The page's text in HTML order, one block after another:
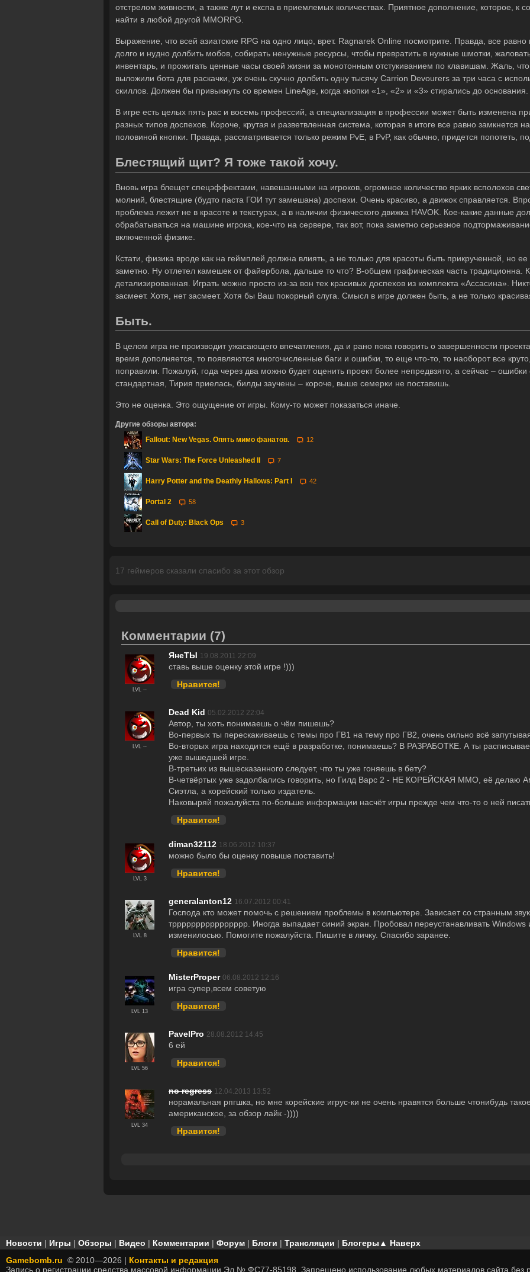
отстрелом живности, а также лут и експа в приемлемых количествах. Приятное дополнение, которое, к
найти в любой другой MMORPG.
Выражение, что всей азиатские RPG на одно лицо, врет. Ragnarek Online посмотрите. Правда, все равно
долго и нудно долбить мобов, собирать ненужные ресурсы, чтобы превратить в нужные шмотки,
инвентарь, и прожигать ценные часы своей жизни за монотонным отстукиванием по клавишам. Жаль, что
выложили бота для раскачки, уж очень скучно долбить одну тысячу Carrion Devourers за три часа с
скиллов. Должен бы привыкнуть со времен LineAge, когда кнопки «1», «2» и «3» стирались до основания.
В игре есть целых пять рас и восемь профессий, а специализация в профессии может быть изменена
разных типов доспехов. Короче, крутая и разветвленная система, которая в итоге все равно замкнется
половиной кнопки. Правда, рассматривается только режим PvE, в PvP, как обычно, придется попотеть,
Блестящий щит? Я тоже такой хочу.
Вновь игра блещет спецэффектами, навешанными на игроков, огромное количество ярких всполохов
молний, блестящие (будто паста ГОИ тут замешана) доспехи. Очень красиво, а движок справляется.
проблема лежит не в красоте и текстурах, а в наличии физического движка HAVOK. Кое-какие данные
обрабатываться на машине игрока, кое-что на сервере, так вот, пока заметно серьезное
включенной физике.
Кстати, физика вроде как на геймплей должна влиять, а не только для красоты быть прикрученной, но ее
заметно. Ну отлетел камешек от файербола, дальше то что? В-общем графическая часть традиционна.
детализированная. Играть можно просто из-за вон тех красивых доспехов из комплекта «Ассасина».
засмеет. Хотя, нет засмеет. Хотя бы Ваш покорный слуга. Смысл в игре должен быть, а не только
Быть.
В целом игра не производит ужасающего впечатления, да и рано пока говорить о завершенности
время дополняется, то появляются многочисленные баги и ошибки, то еще что-то, то наоборот все
поправили. Пожалуй, года через два можно будет оценить проект более непредвзято, а сейчас – ошибки
стандартная, Тирия приелась, билды заучены – короче, выше семерки не поставишь.
Это не оценка. Это ощущение от игры. Кому-то может показаться иначе.
Другие обзоры автора:
Fallout: New Vegas. Опять мимо фанатов.
12
Star Wars: The Force Unleashed II 7
Harry Potter and the Deathly Hallows: Part I 42
Portal 2 58
Call of Duty: Black Ops 3
17 геймеров сказали спасибо за этот обзор
Комментарии (7)
LVL --
ЯнеТЫ 19.08.2011 22:09
ставь выше оценку этой игре !)))
Нравится!
LVL --
Dead Kid 05.02.2012 22:04
Автор, ты хоть понимаешь о чём пишешь?
Во-первых ты перескакиваешь с темы про ГВ1 на тему про ГВ2, очень сильно всё
Во-вторых игра находится ещё в разработке, понимаешь? В РАЗРАБОТКЕ. А ты
уже вышедшей игре.
В-третьих из вышесказанного следует, что ты уже гоняешь в бету?
В-четвёртых уже задолбались говорить, но Гилд Варс 2 - НЕ КОРЕЙСКАЯ ММО, её делаю
Сиэтла, а корейский только издатель.
Наковыряй пожалуйста по-больше информации насчёт игры прежде чем что-то о ней
Нравится!
LVL 3
diman32112 18.06.2012 10:37
можно было бы оценку повыше поставить!
Нравится!
LVL 8
generalanton12 16.07.2012 00:41
Господа кто может помочь с решением проблемы в компьютере. Зависает со странным
трррррррррррррррр. Иногда выпадает синий экран. Пробовал переустанавливать Windows
изменилосью. Помогите пожалуйста. Пишите в личку. Спасибо заранее.
Нравится!
LVL 13
MisterProper 06.08.2012 12:16
игра супер,всем советую
Нравится!
LVL 56
PavelPro 28.08.2012 14:45
6 ей
Нравится!
LVL 34
no regress 12.04.2013 13:52
норамальная рпгшка, но мне корейские игрус-ки не очень нравятся больше чтонибудь
американское, за обзор лайк -))))
Нравится!
▲ Наверх
Новости | Игры | Обзоры | Видео | Комментарии | Форум | Блоги | Трансляции | Блогеры
Gamebomb.ru © 2010—2026 | Контакты и редакция
Запись о регистрации средства массовой информации Эл № ФС77-85198. Запрещено использование любых материалов сайта без